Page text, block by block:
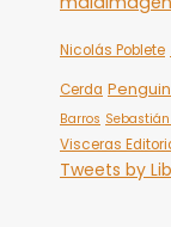
Nicolás Poblete
Cerda
Barros Sebastián
Visceras
Tweets by